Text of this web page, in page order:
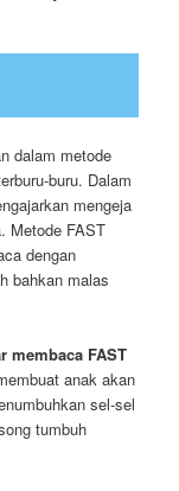
dalam metode
buru. Dalam
mengeja
Metode FAST
dengan
bahkan malas
membaca FAST
anak akan
sel-sel
tumbuh